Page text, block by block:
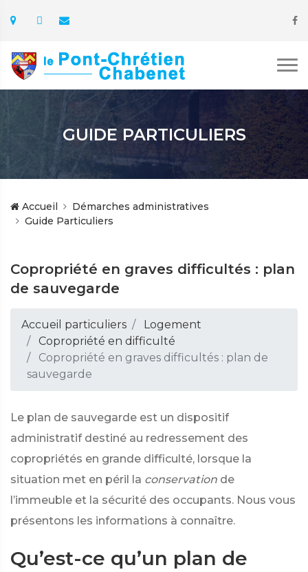
GUIDE PARTICULIERS
Accueil
Démarches administratives
Guide Particuliers
Copropriété en graves difficultés : plan
de sauvegarde
Accueil particuliers
Logement
Copropriété en difficulté
Copropriété en graves difficultés : plan de
sauvegarde
Le plan de sauvegarde est un dispositif
administratif destiné au redressement des
copropriétés en grande difficulté, lorsque la
situation met en péril la conservation de
l’immeuble et la sécurité des occupants. Nous vous
présentons les informations à connaître.
Qu’est-ce qu’un plan de